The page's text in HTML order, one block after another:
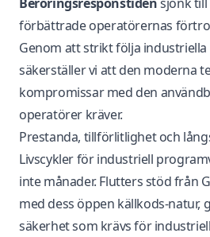
förbättrade operatörernas
Genom att strikt följa
säkerställer vi att den moderna
kompromissar med den
operatörer kräver.
Prestanda, tillförlitlighet och
Livscykler för industriell
inte månader. Flutters stöd från
med dess öppen källkods-natur,
säkerhet som krävs för